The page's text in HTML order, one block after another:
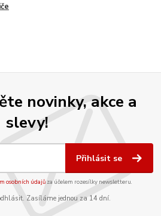
novinky, akce a
slevy!
Přihlásit se
osobních údajůza účelem rozesílky newsletteru.
Zasíláme jednou za 14 dní.